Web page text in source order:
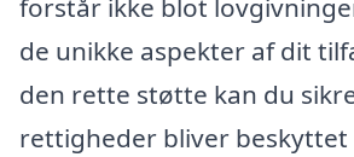
forstår ikke blot
de unikke aspekter af dit
den rette støtte kan du
rettigheder bliver